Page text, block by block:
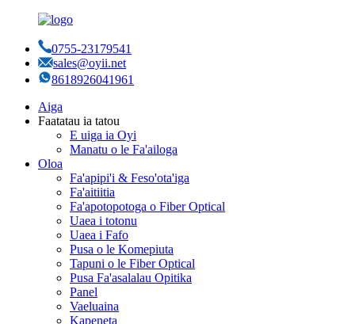
0755-23179541
sales@oyii.net
8618926041961
Aiga
Faatatau ia tatou
E uiga ia Oyi
Manatu o le Fa'ailoga
Oloa
Fa'apipi'i & Feso'ota'iga
Fa'aitiitia
Fa'apotopotoga o Fiber Optical
Uaea i totonu
Uaea i Fafo
Pusa o le Komepiuta
Tapuni o le Fiber Optical
Pusa Fa'asalalau Opitika
Panel
Vaeluaina
Kapeneta